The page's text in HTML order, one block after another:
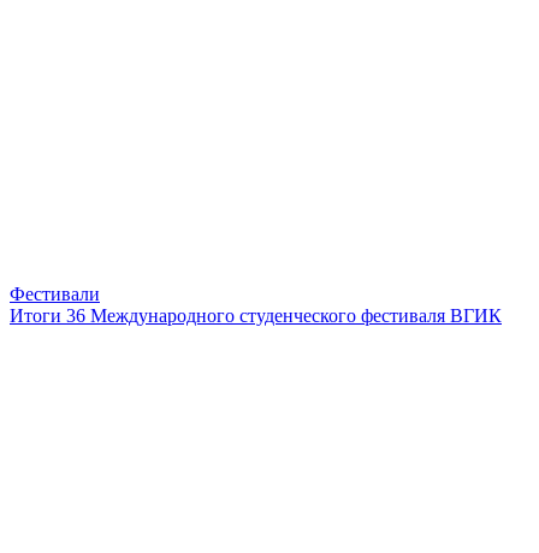
Фестивали
Итоги 36 Международного студенческого фестиваля ВГИК